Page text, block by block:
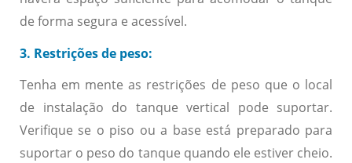
de forma segura e acessível.
3. Restrições de peso:
Tenha em mente as restrições de peso que o local
de instalação do tanque vertical pode suportar.
Verifique se o piso ou a base está preparado para
suportar o peso do tanque quando ele estiver cheio.